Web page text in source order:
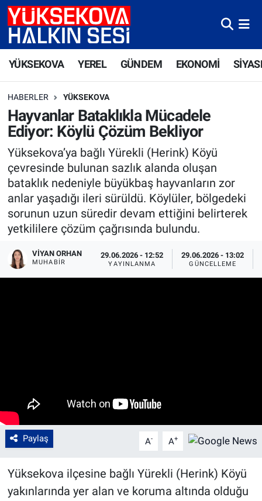
YÜKSEKOVA YEREL GÜNDEM EKONOMİ
HABERLER YÜKSEKOVA
Hayvanlar Bataklıkla Mücadele
Ediyor: Köylü Çözüm Bekliyor
Yüksekova’ya bağlı Yürekli (Herink) Köyü
çevresinde bulunan sazlık alanda oluşan
bataklık nedeniyle büyükbaş hayvanların zor
anlar yaşadığı ileri sürüldü. Köylüler, bölgedeki
sorunun uzun süredir devam ettiğini belirterek
yetkililere çözüm çağrısında bulundu.
VIYAN ORHAN
MUHABIR
29.06.2026 - 12:52
YAYINLANMA
29.06.2026 - 13:02
GÜNCELLEME
Paylaş A- A+
Yüksekova ilçesine bağlı Yürekli (Herink) Köyü
yakınlarında yer alan ve koruma altında olduğu
Yüksekova Nöbetçi Eczaneler
Yüksekova Trafik Yoğunluk Haritası
Süper Lig Puan Durumu ve Fikstür
Tüm Manşetler
Son Dakika Haberleri
Haber Arşivi